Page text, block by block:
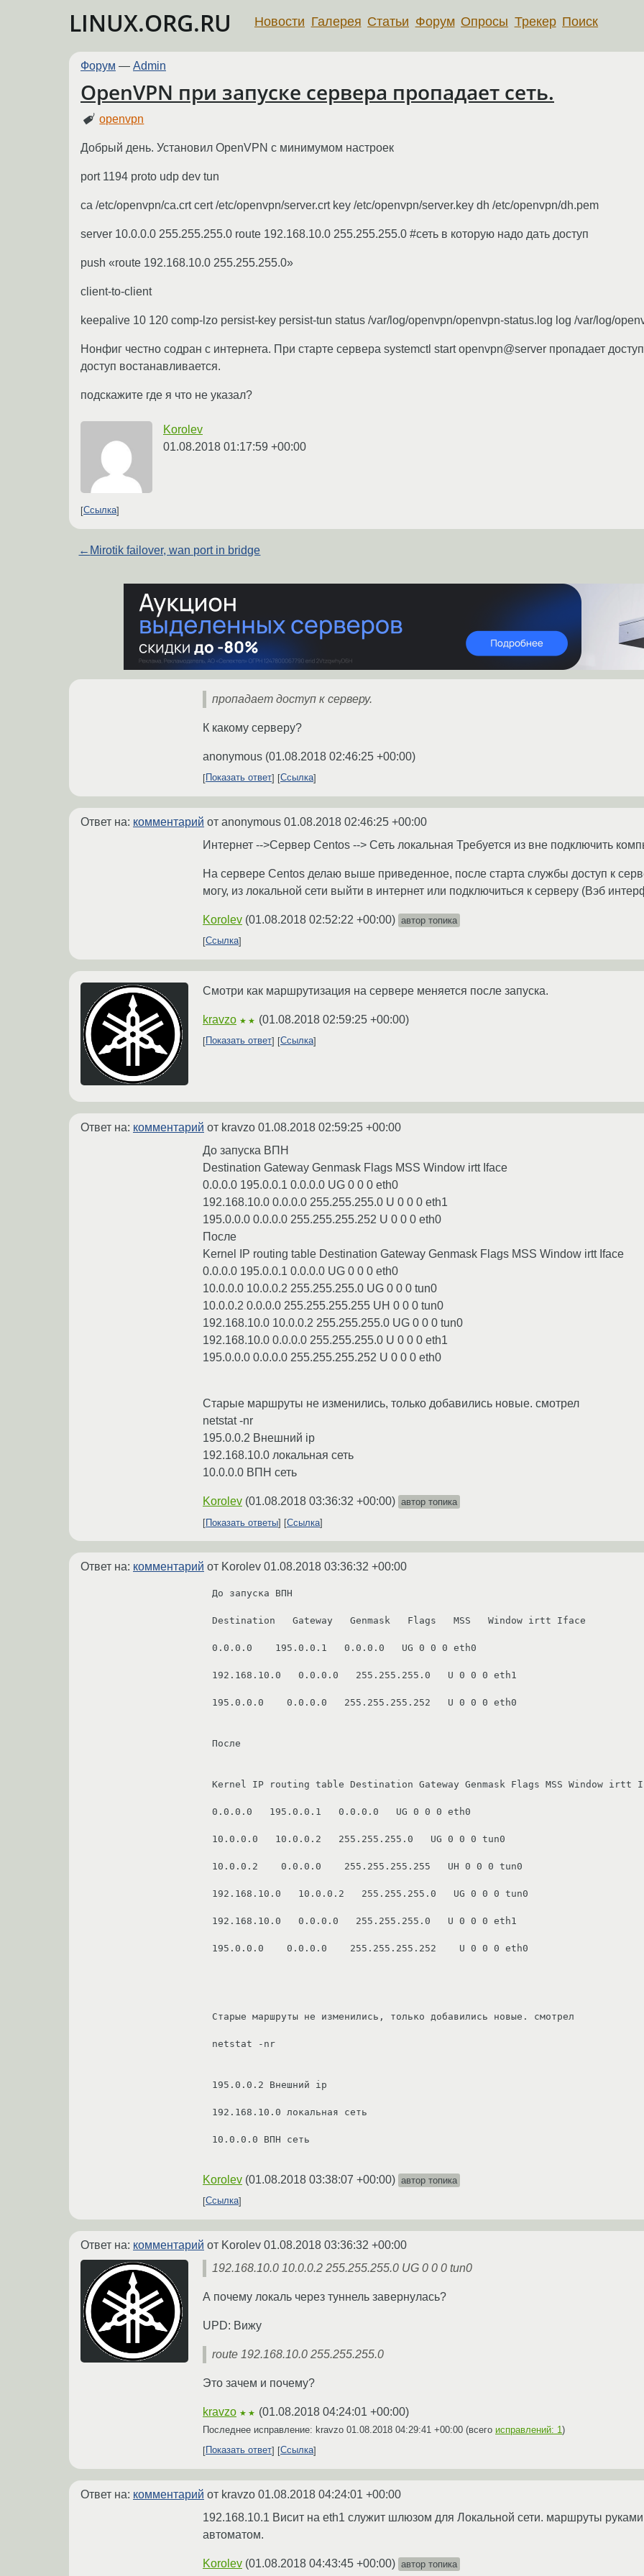
LINUX.ORG.RU Новости Галерея Статьи Форум Опросы Трекер Поиск
Форум — Admin
OpenVPN при запуске сервера пропадает сеть.
openvpn
Добрый день. Установил OpenVPN с минимумом настроек
port 1194 proto udp dev tun
ca /etc/openvpn/ca.crt cert /etc/openvpn/server.crt key /etc/openvpn/server.key dh /etc/openvpn/dh.pem
server 10.0.0.0 255.255.255.0 route 192.168.10.0 255.255.255.0 #сеть в которую надо дать доступ
push «route 192.168.10.0 255.255.255.0»
client-to-client
keepalive 10 120 comp-lzo persist-key persist-tun status /var/log/openvpn/openvpn-status.log log /var/log/
Нонфиг честно содран с интернета. При старте сервера systemctl start openvpn@server пропадает
доступ востанавливается.
подскажите где я что не указал?
Korolev
01.08.2018 01:17:59 +00:00
Ссылка
← Mirotik failover, wan port in bridge
пропадает доступ к серверу.
К какому серверу?
anonymous (01.08.2018 02:46:25 +00:00)
Показать ответ Ссылка
Ответ на: комментарий от anonymous 01.08.2018 02:46:25 +00:00
Интернет -->Сервер Centos --> Сеть локальная Требуется из вне подключить
На сервере Centos делаю выше приведенное, после старта службы доступ к
могу, из локальной сети выйти в интернет или подключиться к серверу (Вэб
Korolev (01.08.2018 02:52:22 +00:00) автор топика
Ссылка
Смотри как маршрутизация на сервере меняется после запуска.
kravzo ★★ (01.08.2018 02:59:25 +00:00)
Показать ответ Ссылка
Ответ на: комментарий от kravzo 01.08.2018 02:59:25 +00:00
До запуска ВПН
Destination Gateway Genmask Flags MSS Window irtt Iface
0.0.0.0 195.0.0.1 0.0.0.0 UG 0 0 0 eth0
192.168.10.0 0.0.0.0 255.255.255.0 U 0 0 0 eth1
195.0.0.0 0.0.0.0 255.255.255.252 U 0 0 0 eth0
После
Kernel IP routing table Destination Gateway Genmask Flags MSS Window irtt Iface
0.0.0.0 195.0.0.1 0.0.0.0 UG 0 0 0 eth0
10.0.0.0 10.0.0.2 255.255.255.0 UG 0 0 0 tun0
10.0.0.2 0.0.0.0 255.255.255.255 UH 0 0 0 tun0
192.168.10.0 10.0.0.2 255.255.255.0 UG 0 0 0 tun0
192.168.10.0 0.0.0.0 255.255.255.0 U 0 0 0 eth1
195.0.0.0 0.0.0.0 255.255.255.252 U 0 0 0 eth0
Старые маршруты не изменились, только добавились новые. смотрел
netstat -nr
195.0.0.2 Внешний ip
192.168.10.0 локальная сеть
10.0.0.0 ВПН сеть
Korolev (01.08.2018 03:36:32 +00:00) автор топика
Показать ответы
Ссылка
Ответ на: комментарий от Korolev 01.08.2018 03:36:32 +00:00
До запуска ВПН
Destination   Gateway   Genmask   Flags   MSS   Window irtt Iface
0.0.0.0    195.0.0.1   0.0.0.0   UG 0 0 0 eth0
192.168.10.0   0.0.0.0   255.255.255.0   U 0 0 0 eth1
Kernel IP routing table Destination Gateway Genmask Flags MSS Window irtt
0.0.0.0   195.0.0.1   0.0.0.0   UG 0 0 0 eth0
10.0.0.0   10.0.0.2   255.255.255.0   UG 0 0 0 tun0
10.0.0.2    0.0.0.0    255.255.255.255   UH 0 0 0 tun0
192.168.10.0   10.0.0.2   255.255.255.0   UG 0 0 0 tun0
192.168.10.0   0.0.0.0   255.255.255.0   U 0 0 0 eth1
195.0.0.0    0.0.0.0    255.255.255.252    U 0 0 0 eth0
Старые маршруты не изменились, только добавились новые. смотрел
195.0.0.2 Внешний ip
192.168.10.0 локальная сеть
10.0.0.0 ВПН сеть
Korolev (01.08.2018 03:38:07 +00:00) автор топика
Ссылка
Ответ на: комментарий от Korolev 01.08.2018 03:36:32 +00:00
192.168.10.0 10.0.0.2 255.255.255.0 UG 0 0 0 tun0
А почему локаль через туннель завернулась?
UPD: Вижу
route 192.168.10.0 255.255.255.0
Это зачем и почему?
kravzo ★★ (01.08.2018 04:24:01 +00:00)
Последнее исправление: kravzo 01.08.2018 04:29:41 +00:00 (всего исправлений: 1)
Показать ответ
Ссылка
Ответ на: комментарий от kravzo 01.08.2018 04:24:01 +00:00
192.168.10.1 Висит на eth1 служит шлюзом для Локальной сети. маршруты
автоматом.
Korolev (01.08.2018 04:43:45 +00:00) автор топика